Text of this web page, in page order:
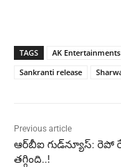
TAGS AK Entertainments
Sankranti release
Previous article
ఆర్‌బీఐ గుడ్‌న్యూస్‌: రెపో
తగ్గింది..!